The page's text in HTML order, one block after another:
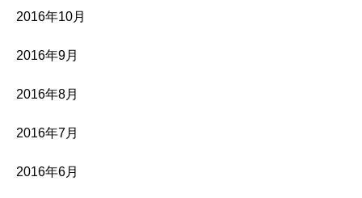
2016年10月
2016年9月
2016年8月
2016年7月
2016年6月